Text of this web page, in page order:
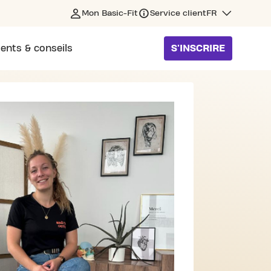
Mon Basic-Fit Service client FR
& conseils S'INSCRIRE